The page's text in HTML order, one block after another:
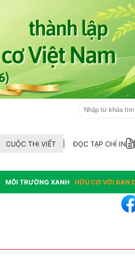
CUỘC THI VIẾT ĐỌC TẠP CHÍ IN
MÔI TRƯỜNG XANH HỮU CƠ VỚI BẠN
Không hợp thức hóa diện tích đất vi